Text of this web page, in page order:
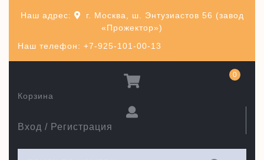
Наш телефон: +7-925-101-00-13
Наш адрес:
г. Москва, ш. Энтузиастов 56 (завод
«Прожектор»)
Вход / Регистрация
Корзина
0